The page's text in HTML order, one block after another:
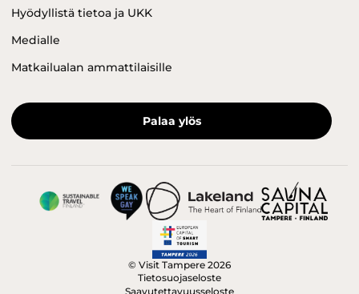
Hyödyllistä tietoa ja UKK
Medialle
Matkailualan ammattilaisille
Palaa ylös
© Visit Tampere 2026
Tietosuojaseloste
Saavutettavuusseloste